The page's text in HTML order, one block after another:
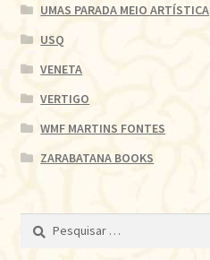
UMAS PARADA MEIO ARTÍSTICA
USQ
VENETA
VERTIGO
WMF MARTINS FONTES
ZARABATANA BOOKS
Pesquisar